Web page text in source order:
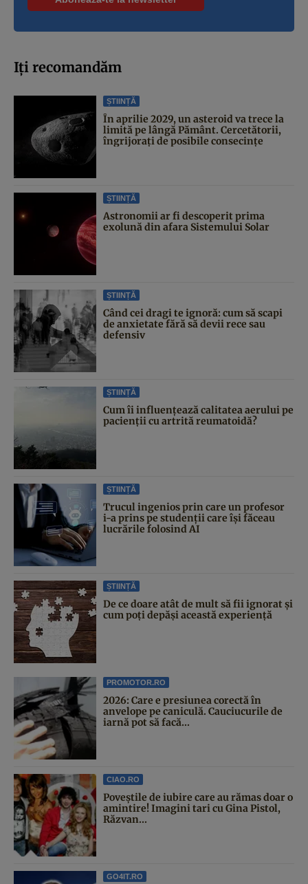
Iți recomandăm
ȘTIINȚĂ
În aprilie 2029, un asteroid va trece la
limită pe lângă Pământ. Cercetătorii,
îngrijorați de posibile consecințe
ȘTIINȚĂ
Astronomii ar fi descoperit prima
exolună din afara Sistemului Solar
ȘTIINȚĂ
Când cei dragi te ignoră: cum să scapi
de anxietate fără să devii rece sau
defensiv
ȘTIINȚĂ
Cum îi influențează calitatea aerului pe
pacienții cu artrită reumatoidă?
ȘTIINȚĂ
Trucul ingenios prin care un profesor
i-a prins pe studenții care își făceau
lucrările folosind AI
ȘTIINȚĂ
De ce doare atât de mult să fii ignorat și
cum poți depăși această experiență
PROMOTOR.RO
2026: Care e presiunea corectă în
anvelope pe caniculă. Cauciucurile de
iarnă pot să facă...
CIAO.RO
Poveştile de iubire care au rămas doar o
amintire! Imagini tari cu Gina Pistol,
Răzvan...
GO4IT.RO